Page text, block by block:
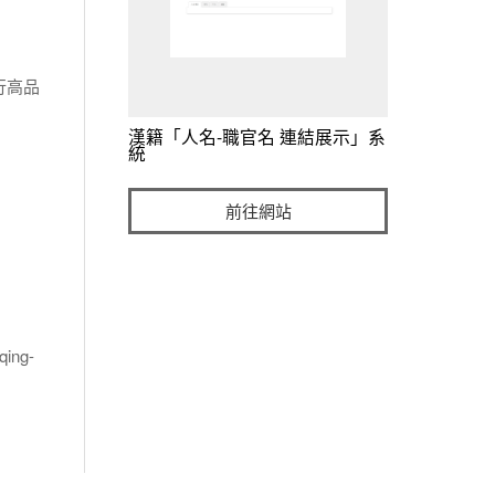
高品
漢籍「人名-職官名 連結展示」系
統
前往網站